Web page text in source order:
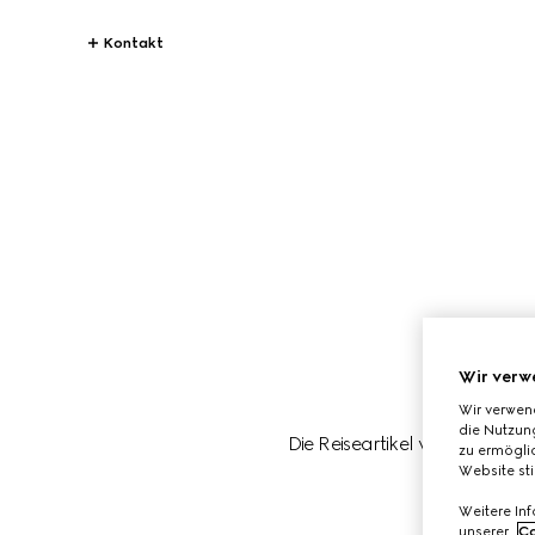
Kontakt
Die Reiseartikel von Gucci
Wir
Wir
die
zu
Website
Weitere
unserer